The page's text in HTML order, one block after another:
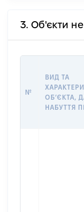
3. Об'єкти
№
ВИД ТА
ОБʼЄКТА,
НАБУТТЯ